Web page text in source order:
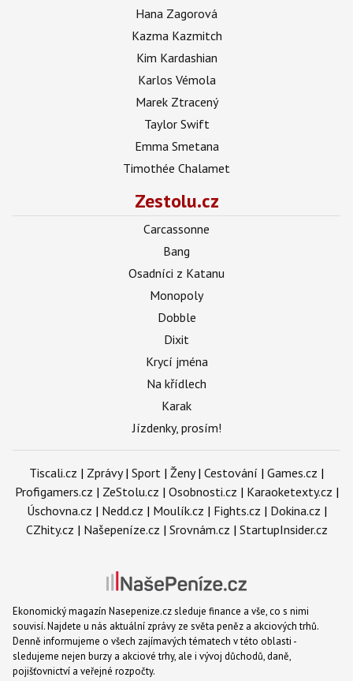
Hana Zagorová
Kazma Kazmitch
Kim Kardashian
Karlos Vémola
Marek Ztracený
Taylor Swift
Emma Smetana
Timothée Chalamet
Zestolu.cz
Carcassonne
Bang
Osadníci z Katanu
Monopoly
Dobble
Dixit
Krycí jména
Na křídlech
Karak
Jízdenky, prosím!
Tiscali.cz | Zprávy| Sport | Ženy| Cestování | Games.cz |
Profigamers.cz | ZeStolu.cz | Osobnosti.cz | Karaoketexty.cz |
Úschovna.cz | Nedd.cz | Moulík.cz | Fights.cz | Dokina.cz |
CZhity.cz | Našepeníze.cz | Srovnám.cz | StartupInsider.cz
Ekonomický magazín Nasepenize.cz sleduje finance a vše, co s nimi
souvisí. Najdete u nás aktuální zprávy ze světa peněz a akciových trhů.
Denně informujeme o všech zajímavých tématech v této oblasti -
sledujeme nejen burzy a akciové trhy, ale i vývoj důchodů, daně,
pojišťovnictví a veřejné rozpočty.